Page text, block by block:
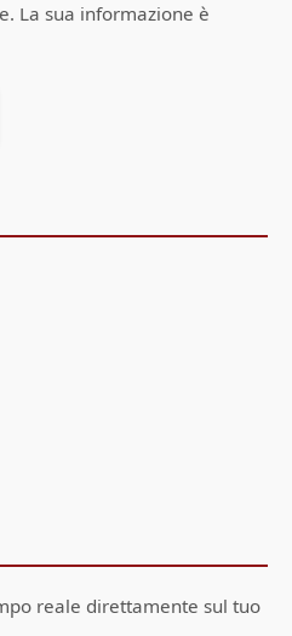
La sua informazione è
reale direttamente sul tuo